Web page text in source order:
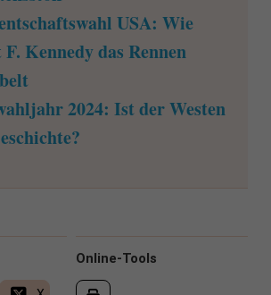
USA: Wie
Kennedy das Rennen
2024: Ist der Westen
Online-Tools